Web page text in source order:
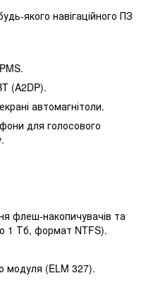
якого навігаційного ПЗ
(A2DP).
автомагнітоли.
для голосового
флеш-накопичувачів та
1 Тб, формат NTFS).
модуля (ELM 327).